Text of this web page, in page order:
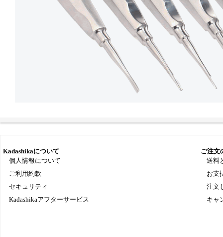
Kadashikaについて
個人情報について
ご利用約款
セキュリティ
Kadashikaアフターサービス
ご注文
送料
お支
注文
キャ